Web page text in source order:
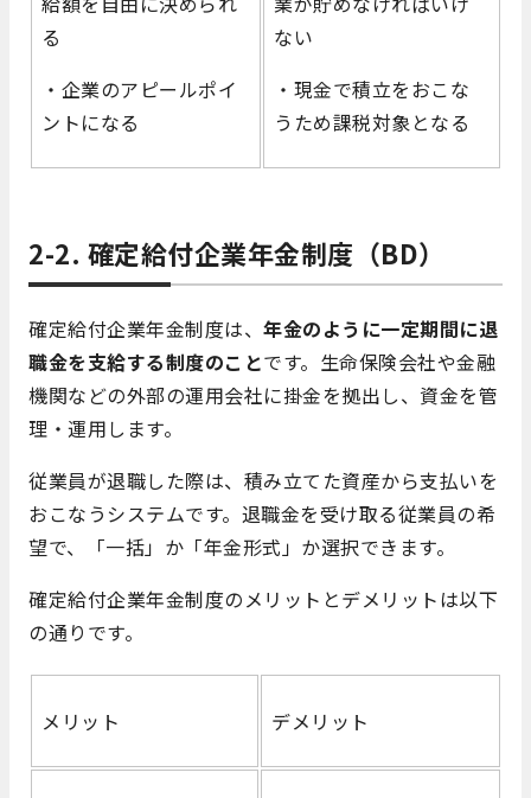
る
・企業のアピールポイ
ントになる
ない
・現金で積立をおこな
うため課税対象となる
2-2. 確定給付企業年金制度（BD）
確定給付企業年金制度は、 年金のように一定期間に退
職金を支給する制度のことです。生命保険会社や金融
機関などの外部の運用会社に掛金を拠出し、資金を管
理・運用します。
従業員が退職した際は、積み立てた資産から支払いを
おこなうシステムです。退職金を受け取る従業員の希
望で、「一括」か「年金形式」か選択できます。
確定給付企業年金制度のメリットとデメリットは以下
の通りです。
メリット デメリット